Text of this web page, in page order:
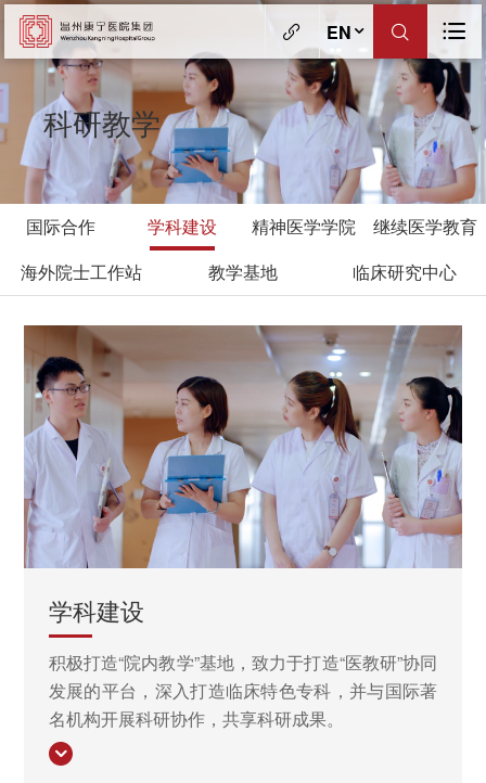
EN
科研教学
国际合作 学科建设 精神医学学院
继续医学教育
海外院士工作站
教学基地 临床研究中心
学科建设
积极打造“院内教学”基地，致力于打造“医教研”协同
发展的平台，深入打造临床特色专科，并与国际著
名机构开展科研协作，共享科研成果。